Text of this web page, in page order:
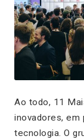
Ao todo, 11
inovadores, em
tecnologia. O